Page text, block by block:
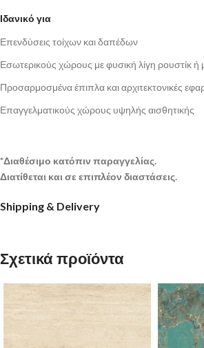
Ιδανικό για
Επενδύσεις τοίχων και δαπέδων
Εσωτερικούς χώρους με φυσική λίγη ρουστίκ ή
Προσαρμοσμένα έπιπλα και αρχιτεκτονικές
Επαγγελματικούς χώρους υψηλής αισθητικής
*Διαθέσιμο κατόπιν παραγγελίας.
Διατίθεται και σε επιπλέον διαστάσεις.
Shipping & Delivery
Σχετικά προϊόντα